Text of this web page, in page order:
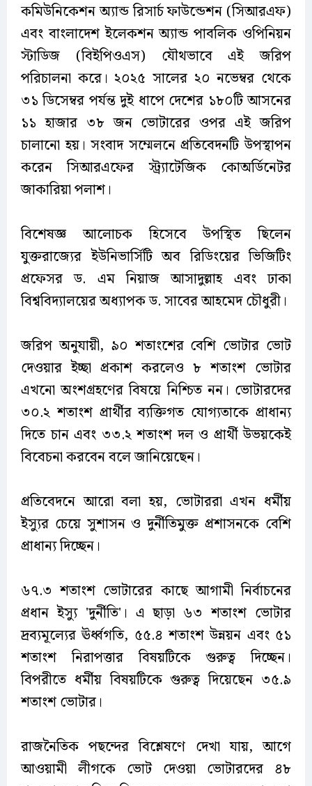
কমিউনিকেশন অ্যান্ড রিসার্চ ফাউন্ডেশন (সিআরএফ)
এবং বাংলাদেশ ইলেকশন অ্যান্ড পাবলিক ওপিনিয়ন
স্টাডিজ (বিইপিওএস) যৌথভাবে এই জরিপ
পরিচালনা করে। ২০২৫ সালের ২০ নভেম্বর থেকে
৩১ ডিসেম্বর পর্যন্ত দুই ধাপে দেশের ১৮০টি আসনের
১১ হাজার ৩৮ জন ভোটারের ওপর এই জরিপ
চালানো হয়। সংবাদ সম্মেলনে প্রতিবেদনটি উপস্থাপন
করেন সিআরএফের স্ট্র্যাটেজিক কোঅর্ডিনেটর
জাকারিয়া পলাশ।
বিশেষজ্ঞ আলোচক হিসেবে উপস্থিত ছিলেন
যুক্তরাজ্যের ইউনিভার্সিটি অব রিডিংয়ের ভিজিটিং
প্রফেসর ড. এম নিয়াজ আসাদুল্লাহ এবং ঢাকা
বিশ্ববিদ্যালয়ের অধ্যাপক ড. সাবের আহমেদ চৌধুরী।
জরিপ অনুযায়ী, ৯০ শতাংশের বেশি ভোটার ভোট
দেওয়ার ইচ্ছা প্রকাশ করলেও ৮ শতাংশ ভোটার
এখনো অংশগ্রহণের বিষয়ে নিশ্চিত নন। ভোটারদের
৩০.২ শতাংশ প্রার্থীর ব্যক্তিগত যোগ্যতাকে প্রাধান্য
দিতে চান এবং ৩৩.২ শতাংশ দল ও প্রার্থী উভয়কেই
বিবেচনা করবেন বলে জানিয়েছেন।
প্রতিবেদনে আরো বলা হয়, ভোটাররা এখন ধর্মীয়
ইস্যুর চেয়ে সুশাসন ও দুর্নীতিমুক্ত প্রশাসনকে বেশি
প্রাধান্য দিচ্ছেন।
৬৭.৩ শতাংশ ভোটারের কাছে আগামী নির্বাচনের
প্রধান ইস্যু 'দুর্নীতি'। এ ছাড়া ৬৩ শতাংশ ভোটার
দ্রব্যমূল্যের ঊর্ধ্বগতি, ৫৫.৪ শতাংশ উন্নয়ন এবং ৫১
শতাংশ নিরাপত্তার বিষয়টিকে গুরুত্ব দিচ্ছেন।
বিপরীতে ধর্মীয় বিষয়টিকে গুরুত্ব দিয়েছেন ৩৫.৯
শতাংশ ভোটার।
রাজনৈতিক পছন্দের বিশ্লেষণে দেখা যায়, আগে
আওয়ামী লীগকে ভোট দেওয়া ভোটারদের ৪৮